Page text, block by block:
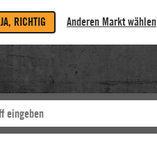
JA, RICHTIG Anderen Markt wählen